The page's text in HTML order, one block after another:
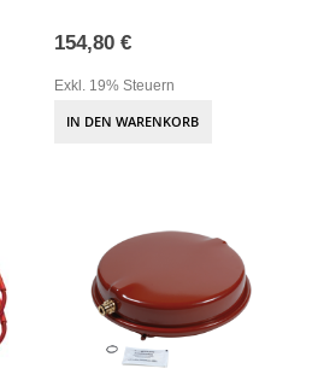
154,80 €
Exkl. 19% Steuern
IN DEN WARENKORB